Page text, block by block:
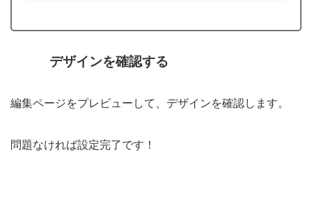
デザインを確認する
編集ページをプレビューして、デザインを確認します。
問題なければ設定完了です！